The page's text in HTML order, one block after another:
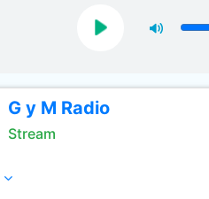
G y M Radio
Stream